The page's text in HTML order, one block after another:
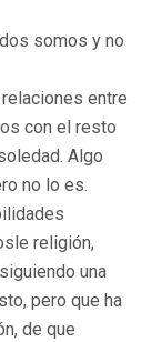
somos y no
entre
con el resto
Algo
no lo es.
religión,
una
pero que ha
de que